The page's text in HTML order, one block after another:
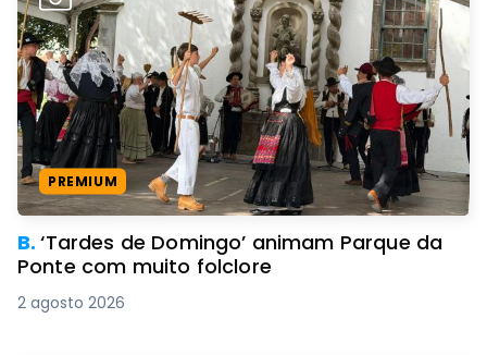
PREMIUM
B.‘Tardes de Domingo’ animam Parque da
Ponte com muito folclore
2 agosto 2026